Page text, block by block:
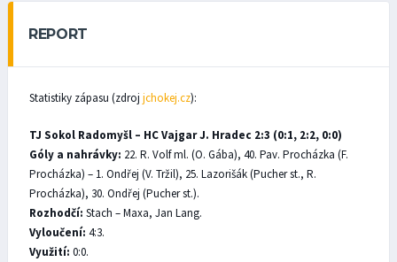
REPORT
Statistiky zápasu (zdroj jchokej.cz):
TJ Sokol Radomyšl – HC Vajgar J. Hradec 2:3 (0:1, 2:2, 0:0)
Góly a nahrávky: 22. R. Volf ml. (O. Gába), 40. Pav. Procházka (F.
Procházka) – 1. Ondřej (V. Tržil), 25. Lazorišák (Pucher st., R.
Procházka), 30. Ondřej (Pucher st.).
Rozhodčí: Stach – Maxa, Jan Lang.
Vyloučení: 4:3.
Využití: 0:0.